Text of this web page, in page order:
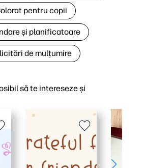
să te intereseze și
pentru copii
și planificatoare
de mulțumire